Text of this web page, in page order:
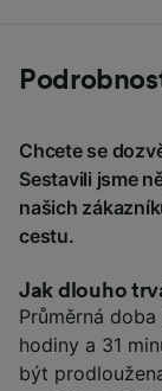
Chcete se
Sestavili jsme
našich
cestu.
Jak dlouho
Průměrná
hodiny a 31
být